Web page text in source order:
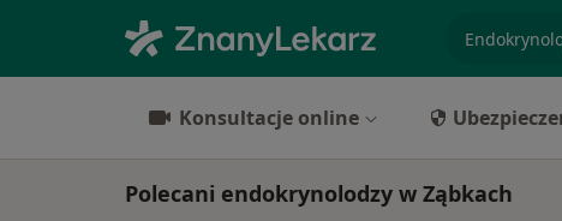
Konsultacje online
Polecani endokrynolodzy w Ząbkach